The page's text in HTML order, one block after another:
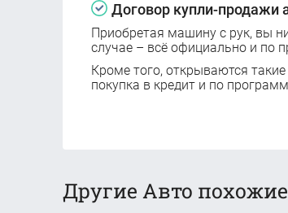
Договор купли-продажи
Приобретая машину с рук, вы
случае – всё официально и по
Кроме того, открываются
покупка в кредит и по
Другие Авто